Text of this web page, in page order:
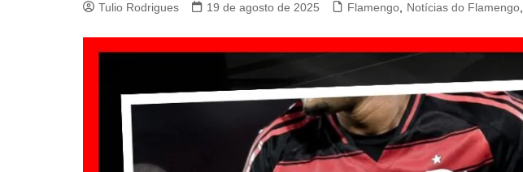
Tulio Rodrigues 19 de agosto de 2025 Flamengo Notícias do Flamengo